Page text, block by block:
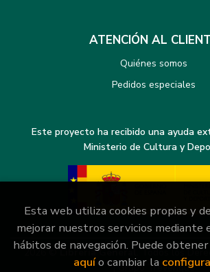
ATENCIÓN AL
Quiénes somos
Pedidos especiales
Este proyecto ha recibido una ayuda
Ministerio de Cultura y
2026 ©Librería General . Todos los
|Grupo Trevenque
Esta web utiliza cookies propias y
mejorar nuestros servicios mediante
hábitos de navegación. Puede
aquío cambiar la